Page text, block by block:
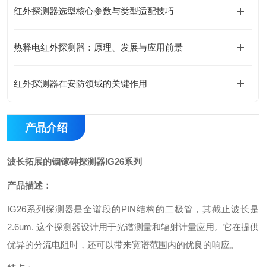
红外探测器选型核心参数与类型适配技巧
热释电红外探测器：原理、发展与应用前景
红外探测器在安防领域的关键作用
产品介绍
波长拓展的铟镓砷探测器IG26系列
产品描述：
IG26系列探测器是全谱段的PIN结构的二极管，其截止波长是
2.6um. 这个探测器设计用于光谱测量和辐射计量应用。它在提供
优异的分流电阻时，还可以带来宽谱范围内的优良的响应。